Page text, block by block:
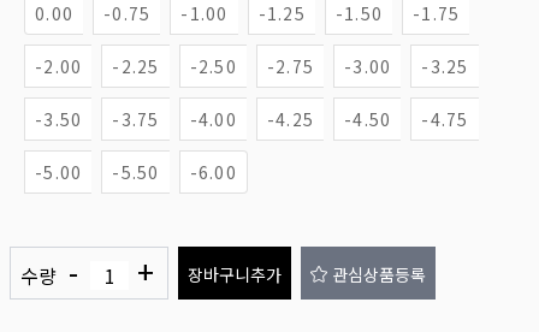
0.00 -0.75 -1.00 -1.25 -1.50 -1.75
-2.00 -2.25 -2.50 -2.75 -3.00 -3.25
-3.50 -3.75 -4.00 -4.25 -4.50 -4.75
-5.00 -5.50 -6.00
수량 - + 장바구니추가 관심상품등록